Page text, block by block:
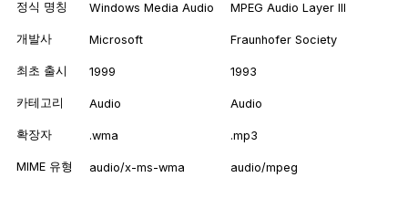
정식 명칭 Windows Media Audio MPEG Audio Layer III
개발사 Microsoft Fraunhofer Society
최초 출시 1999 1993
카테고리 Audio Audio
확장자 .wma .mp3
MIME 유형 audio/x-ms-wma audio/mpeg